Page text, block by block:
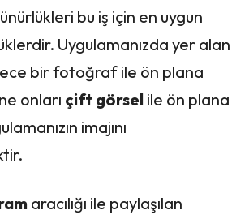
bu iş için en uygun
Uygulamanızda yer alan
bir fotoğraf ile ön plana
onları çift görsel ile ön plana
imajını
aracılığı ile paylaşılan